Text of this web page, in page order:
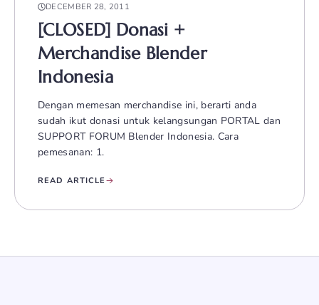
DECEMBER 28, 2011
[CLOSED] Donasi +
Merchandise Blender
Indonesia
Dengan memesan merchandise ini, berarti anda
sudah ikut donasi untuk kelangsungan PORTAL dan
SUPPORT FORUM Blender Indonesia. Cara
pemesanan: 1.
READ ARTICLE